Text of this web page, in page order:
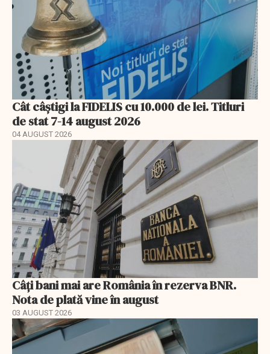
Cât câștigi la FIDELIS cu 10.000 de lei. Titluri
de stat 7-14 august 2026
04 AUGUST 2026
Câți bani mai are România în rezerva BNR.
Nota de plată vine în august
03 AUGUST 2026